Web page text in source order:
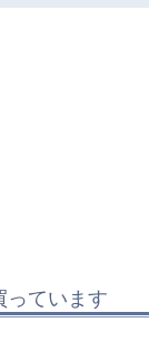
っています